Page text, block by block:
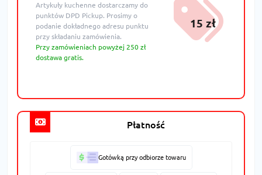
Artykuły kuchenne dostarczamy do
punktów DPD Pickup. Prosimy o
podanie dokładnego adresu punktu
przy składaniu zamówienia.
Przy zamówieniach powyżej 250 zł
dostawa gratis.
15 zł
Płatność
Gotówką przy odbiorze towaru